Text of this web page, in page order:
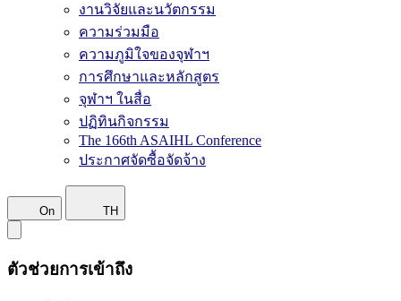
งานวิจัยและนวัตกรรม
ความร่วมมือ
ความภูมิใจของจุฬาฯ
การศึกษาและหลักสูตร
จุฬาฯ ในสื่อ
ปฏิทินกิจกรรม
The 166th ASAIHL Conference
ประกาศจัดซื้อจัดจ้าง
On TH
ตัวช่วยการเข้าถึง